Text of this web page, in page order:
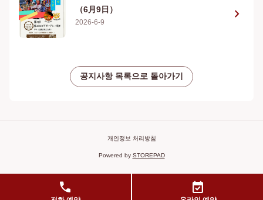
（6月9日）
2026-6-9 chevron_right
공지사항 목록으로 돌아가기
개인정보 처리방침
Powered by STOREPAD
call event_available